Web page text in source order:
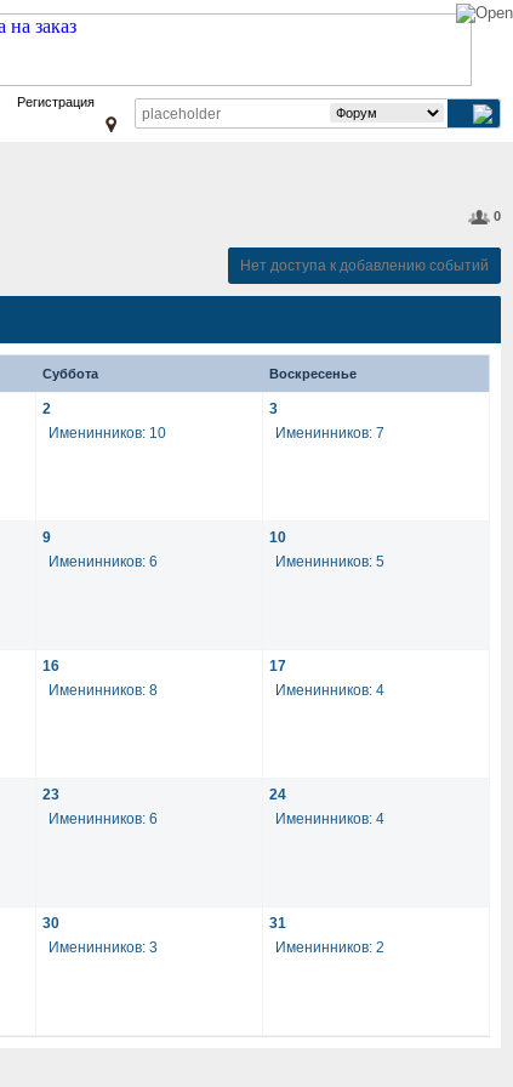
Регистрация
0
Нет доступа к добавлению событий
Суббота Воскресенье
2
Именинников: 10
3
Именинников: 7
9
Именинников: 6
10
Именинников: 5
16
Именинников: 8
17
Именинников: 4
23
Именинников: 6
24
Именинников: 4
30
Именинников: 3
31
Именинников: 2